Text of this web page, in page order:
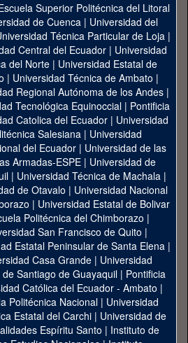
Superior Politécnica del Litoral
de Cuenca| Universidad del
Técnica Particular de Loja|
Central del Ecuador| Universidad
del Norte | Universidad Estatal de
| Universidad Técnica de Ambato |
Regional Autónoma de los Andes|
Tecnológica Equinoccial| Pontificia
Catolica del Ecuador | Universidad
Salesiana | Universidad
del Ecuador | Universidad de las
Armadas-ESPE | Universidad de
| Universidad Técnica de Machala|
de Otavalo | Universidad Nacional
| Universidad Estatal de Bolivar
Politécnica del Chimborazo |
San Francisco de Quito |
Estatal Peninsular de Santa Elena|
Casa Grande | Universidad
Santiago de Guayaquil| Pontificia
Católica del Ecuador - Ambato |
Politécnica Nacional| Universidad
Estatal del Carchi| Universidad de
Espíritu Santo | Instituto de